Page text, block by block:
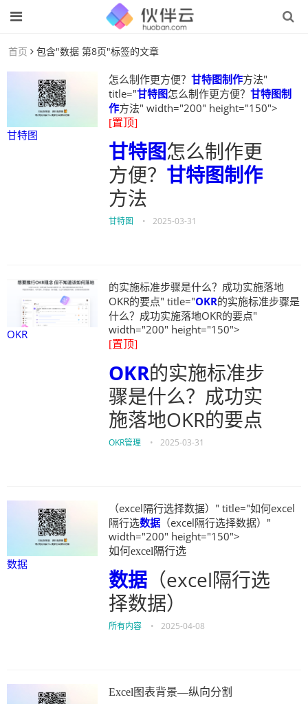
首页 包含"数据 第8页"标签的文章
甘特图
怎么制作更方便？ 甘特图制作方法"
title="甘特图怎么制作更方便？ 甘特图制
作方法" width="200" height="150">
[置顶]
甘特图怎么制作更
方便？ 甘特图制作
方法
甘特图 • 2025-03-31
OKR
的实施标准步骤是什么？成功实施落地
OKR的要点" title="OKR的实施标准步骤是
什么？成功实施落地OKR的要点"
width="200" height="150">
[置顶]
OKR的实施标准步
骤是什么？成功实
施落地OKR的要点
OKR管理 • 2025-03-31
数据
（excel隔行选择数据）" title="如何excel
隔行选数据 （excel隔行选择数据）"
width="200" height="150">
如何excel隔行选
数据 （excel隔行选
择数据）
所有内容 • 2025-04-08
Excel图表背景―纵向分割